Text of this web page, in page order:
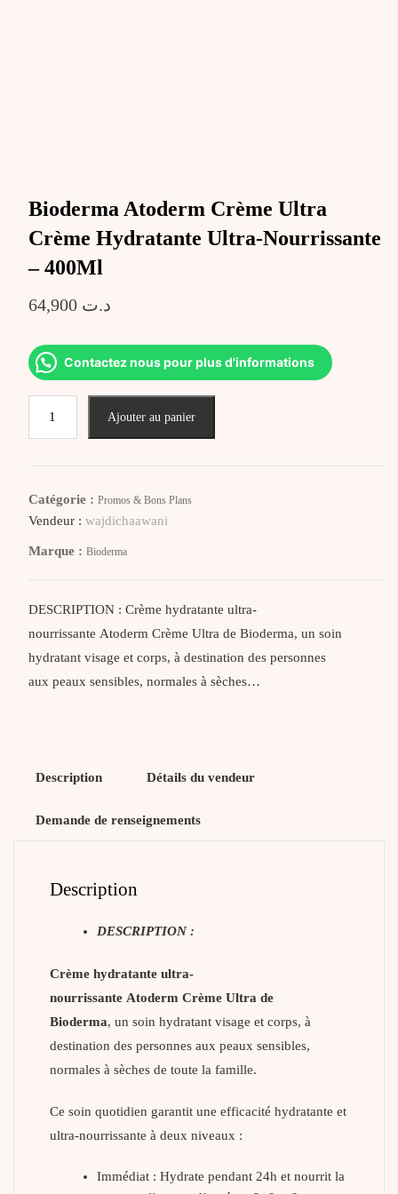
Bioderma Atoderm Crème Ultra
Crème Hydratante Ultra-Nourrissante
– 400Ml
د.ت 64,900
Contactez nous pour plus d'informations
Hydratante
–
400Ml
Ajouter au panier
Catégorie : Promos & Bons Plans
Vendeur : wajdichaawani
Marque : Bioderma
DESCRIPTION : Crème hydratante ultra-
nourrissante Atoderm Crème Ultra de Bioderma, un soin
hydratant visage et corps, à destination des personnes
aux peaux sensibles, normales à sèches…
Description Détails du vendeur
Demande de renseignements
Description
DESCRIPTION :
Crème hydratante ultra-
nourrissante Atoderm Crème Ultra de
Bioderma, un soin hydratant visage et corps, à
destination des personnes aux peaux sensibles,
normales à sèches de toute la famille.
Ce soin quotidien garantit une efficacité hydratante et
ultra-nourrissante à deux niveaux :
Immédiat : Hydrate pendant 24h et nourrit la